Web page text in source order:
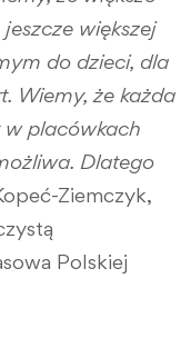
większej
do dzieci, dla
Wiemy, że każda
w placówkach
Dlatego
Ziemczyk,
Polskiej